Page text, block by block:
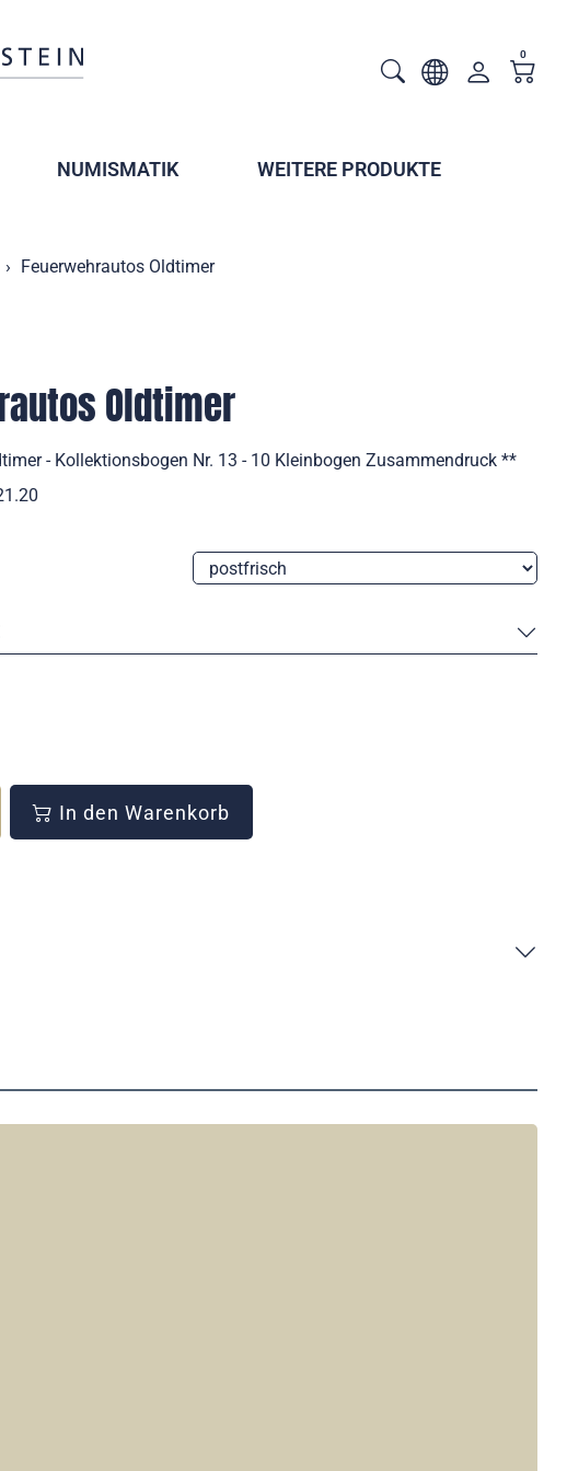
0
NUMISMATIK WEITERE PRODUKTE
Feuerwehrautos Oldtimer
Oldtimer
- Kollektionsbogen Nr. 13 - 10 Kleinbogen Zusammendruck **
In den Warenkorb